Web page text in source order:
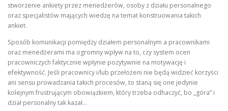
stworzenie ankiety przez menedżerów, osoby z działu personalnego
oraz specjalistów mających wiedzę na temat konstruowania takich
ankiet.
Sposób komunikacji pomiędzy działem personalnym a pracownikami
oraz menedżerami ma ogromny wpływ na to, czy system ocen
pracowniczych faktycznie wpłynie pozytywnie na motywację i
efektywność. Jeśli pracownicy i/lub przełożeni nie będą widzieć korzyści
ani sensu prowadzania takich procesów, to staną się one jedynie
kolejnym frustrującym obowiązkiem, który trzeba odhaczyć, bo „góra” i
dział personalny tak kazał…